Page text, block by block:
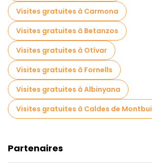
Visites gratuites à Carmona
Visites gratuites à Betanzos
Visites gratuites à Otívar
Visites gratuites à Fornells
Visites gratuites à Albinyana
Visites gratuites à Caldes de Montbui
Partenaires